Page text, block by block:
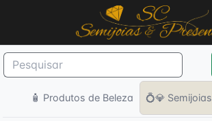
🧴 Produtos de Beleza 💍💎 Semijoias